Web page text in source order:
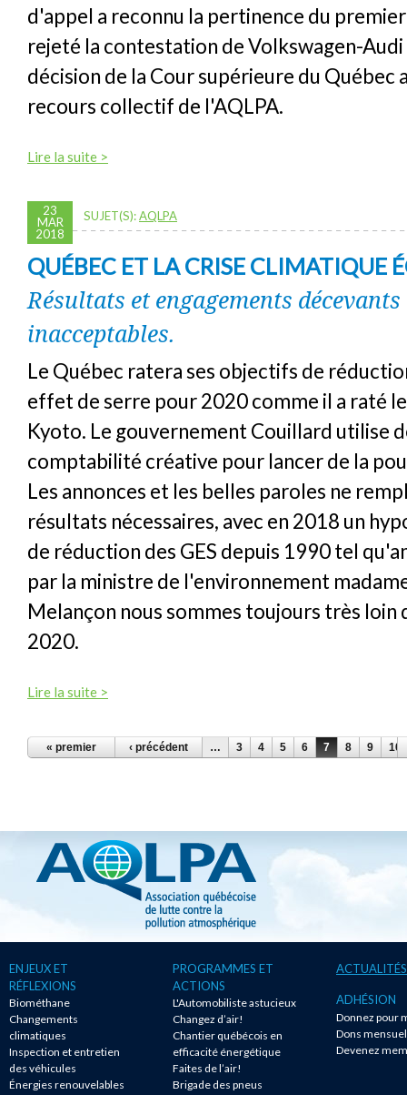
d'appel a reconnu la pertinence du
rejeté la contestation de Volkswagen-
décision de la Cour supérieure du Québec
recours collectif de l'AQLPA.
Lire la suite >
23
MAR
2018
SUJET(S):AQLPA
QUÉBEC ET LA CRISE CLIMATIQUE
Résultats et engagements décevants
inacceptables.
Le Québec ratera ses objectifs de
effet de serre pour 2020 comme il a raté
Kyoto. Le gouvernement Couillard utilise
comptabilité créative pour lancer de la
Les annonces et les belles paroles ne
résultats nécessaires, avec en 2018 un
de réduction des GES depuis 1990 tel
par la ministre de l'environnement
Melançon nous sommes toujours très loin
2020.
Lire la suite >
PAGES
« premier ‹ précédent … 3 4 5 6 7 8 9 10
ENJEUX ET
RÉFLEXIONS
Biométhane
Changements
climatiques
Inspection et entretien
des véhicules
Énergies renouvelables
PROGRAMMES ET
ACTIONS
L'Automobiliste astucieux
Changez d’air!
Chantier québécois en
efficacité énergétique
Faites de l’air!
Brigade des pneus
ACTUALITÉS
ADHÉSION
Donnez pour
Dons
Devenez